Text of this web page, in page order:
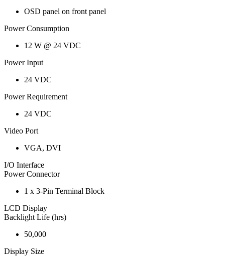
OSD panel on front panel
Power Consumption
12 W @ 24 VDC
Power Input
24 VDC
Power Requirement
24 VDC
Video Port
VGA, DVI
I/O Interface
Power Connector
1 x 3-Pin Terminal Block
LCD Display
Backlight Life (hrs)
50,000
Display Size